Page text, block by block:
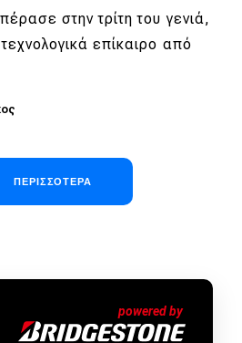
στην τρίτη του γενιά,
επίκαιρο από
ΠΕΡΙΣΣΌΤΕΡΑ